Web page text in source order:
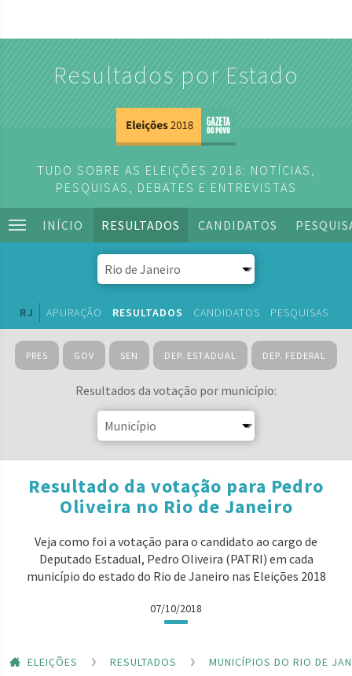
Resultados por Estado
TUDO SOBRE AS ELEIÇÕES 2018: NOTÍCIAS,
PESQUISAS, DEBATES E ENTREVISTAS
INÍCIO RESULTADOS CANDIDATOS
RJ APURAÇÃO RESULTADOS CANDIDATOS PESQUISAS
PRES GOV SEN DEP. ESTADUAL DEP. FEDERAL
Resultados da votação por município:
Resultado da votação para Pedro
Oliveira no Rio de Janeiro
Veja como foi a votação para o candidato ao cargo de
Deputado Estadual, Pedro Oliveira (PATRI) em cada
município do estado do Rio de Janeiro nas Eleições 2018
07/10/2018
ELEIÇÕES RESULTADOS
MUNICÍPIOS DO RIO DE